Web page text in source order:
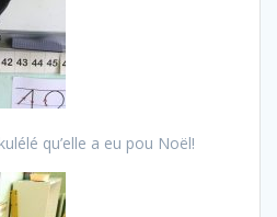
qu’elle a eu pou Noël!